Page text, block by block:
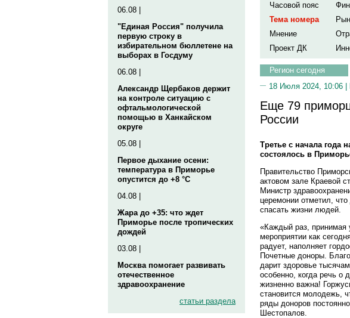
06.08 |
"Единая Россия" получила
первую строку в
избирательном бюллетене на
выборах в Госдуму
06.08 |
Александр Щербаков держит
на контроле ситуацию с
офтальмологической
помощью в Ханкайском
округе
05.08 |
Первое дыхание осени:
температура в Приморье
опустится до +8 °C
04.08 |
Жара до +35: что ждет
Приморье после тропических
дождей
03.08 |
Москва помогает развивать
отечественное
здравоохранение
статьи раздела
Часовой пояс
Тема номера
Мнение
Проект ДК
Регион сегодня
18 Июля 2024, 10:06 |
Еще 79
России
Третье с начала года
состоялось в
Правительство
актовом зале Краевой
Министр
церемонии отметил,
спасать жизни людей.
«Каждый раз, принимая
мероприятии как
радует, наполняет
Почетные доноры.
дарит здоровье
особенно, когда речь о
жизненно важна!
становится молодежь,
ряды доноров
Шестопалов.